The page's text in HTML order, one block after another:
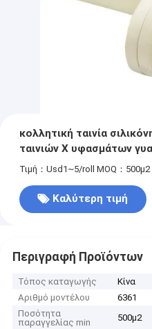
κολλητική ταινία
ταινιών Χ υφασμάτων
Τιμή：Usd1~5/roll MOQ：500μ2
Καλύτερη τιμή
Περιγραφή Προϊόντων
Τόπος καταγωγής
Κίνα
Αριθμό μοντέλου
6361
Ποσότητα
παραγγελίας min
500μ2